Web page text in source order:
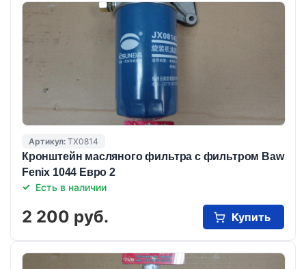
Артикул: TX0814
Кронштейн масляного фильтра с фильтром Baw
Fenix 1044 Евро 2
Есть в наличии
2 200 руб. Купить